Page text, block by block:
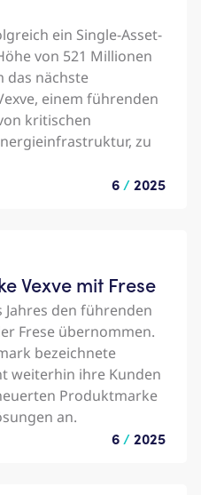
ein Single-Asset-
von 521 Millionen
das nächste
einem führenden
kritischen
zu
6 /2025
Vexve mit Frese
Jahres den führenden
Frese übernommen.
bezeichnete
weiterhin ihre Kunden
Produktmarke
an.
6 /2025